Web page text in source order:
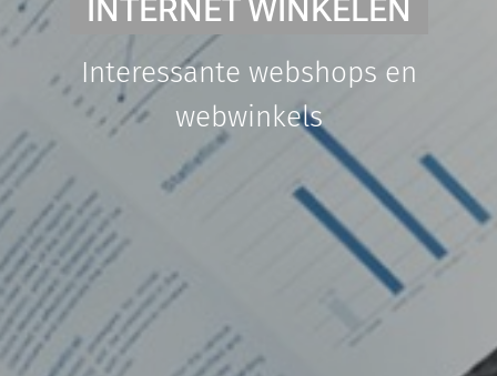
INTERNET WINKELEN
Interessante webshops en
webwinkels